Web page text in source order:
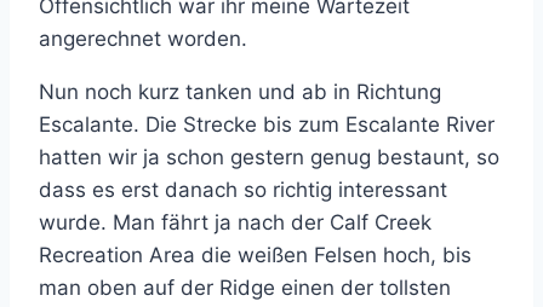
Offensichtlich war ihr meine Wartezeit
angerechnet worden.
Nun noch kurz tanken und ab in Richtung
Escalante. Die Strecke bis zum Escalante River
hatten wir ja schon gestern genug bestaunt, so
dass es erst danach so richtig interessant
wurde. Man fährt ja nach der Calf Creek
Recreation Area die weißen Felsen hoch, bis
man oben auf der Ridge einen der tollsten